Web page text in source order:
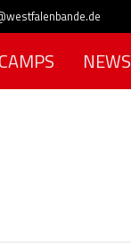
CAMPS NEWS